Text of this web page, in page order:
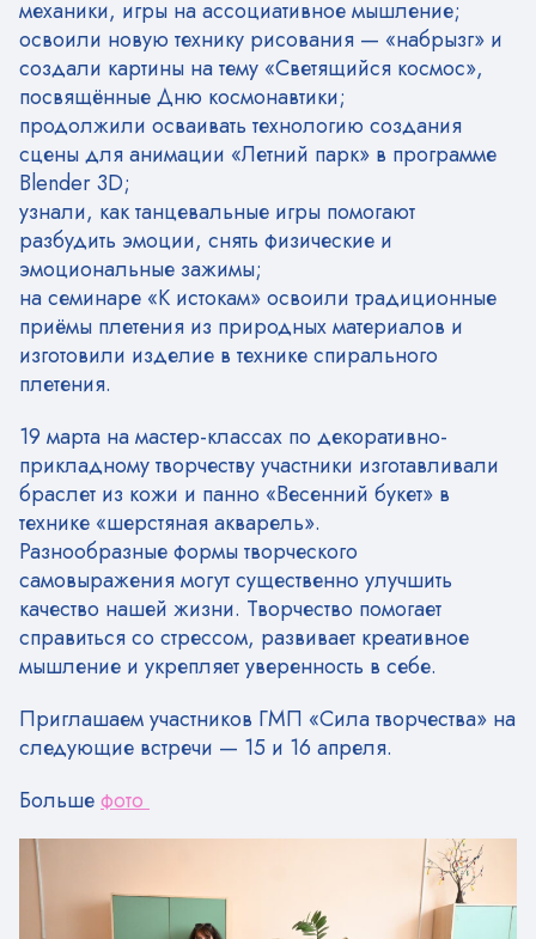
механики, игры на ассоциативное мышление;
освоили новую технику рисования — «набрызг» и
создали картины на тему «Светящийся космос»,
посвящённые Дню космонавтики;
продолжили осваивать технологию создания
сцены для анимации «Летний парк» в программе
Blender 3D;
узнали, как танцевальные игры помогают
разбудить эмоции, снять физические и
эмоциональные зажимы;
на семинаре «К истокам» освоили традиционные
приёмы плетения из природных материалов и
изготовили изделие в технике спирального
плетения.
19 марта на мастер-классах по декоративно-
прикладному творчеству участники изготавливали
браслет из кожи и панно «Весенний букет» в
технике «шерстяная акварель».
Разнообразные формы творческого
самовыражения могут существенно улучшить
качество нашей жизни. Творчество помогает
справиться со стрессом, развивает креативное
мышление и укрепляет уверенность в себе.
Приглашаем участников ГМП «Сила творчества» на
следующие встречи — 15 и 16 апреля.
Большефото